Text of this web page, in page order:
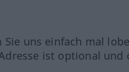
uns einfach mal
ist optional und